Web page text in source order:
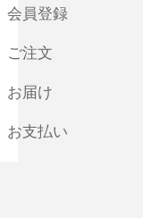
会員登録
ご注文
お届け
お支払い